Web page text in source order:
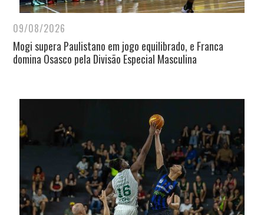
09/08/2026
Mogi supera Paulistano em jogo equilibrado, e Franca
domina Osasco pela Divisão Especial Masculina